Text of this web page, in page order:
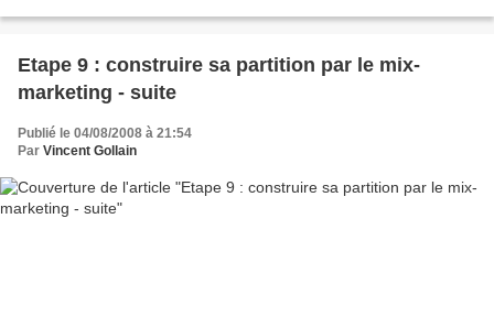
Etape 9 : construire sa partition par le mix-
marketing - suite
Publié le 04/08/2008 à 21:54
Par Vincent Gollain